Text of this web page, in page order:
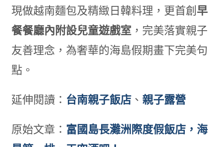
現做越南麵包及精緻日韓料理，更首創 早
餐餐廳內附設兒童遊戲室，完美落實親子
友善理念，為奢華的海島假期畫下完美句
點。
延伸閱讀： 台南親子飯店、 親子露營
原始文章： 富國島長灘洲際度假飯店，海